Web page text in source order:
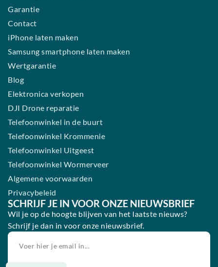
Garantie
Contact
iPhone laten maken
Samsung smartphone laten maken
Wertgarantie
Blog
Elektronica verkopen
DJI Drone reparatie
Telefoonwinkel in de buurt
Telefoonwinkel Krommenie
Telefoonwinkel Uitgeest
Telefoonwinkel Wormerveer
Algemene voorwaarden
Privacybeleid
SCHRIJF JE IN VOOR ONZE NIEUWSBRIEF
Wil je op de hoogte blijven van het laatste nieuws?
Schrijf je dan in voor onze nieuwsbrief.